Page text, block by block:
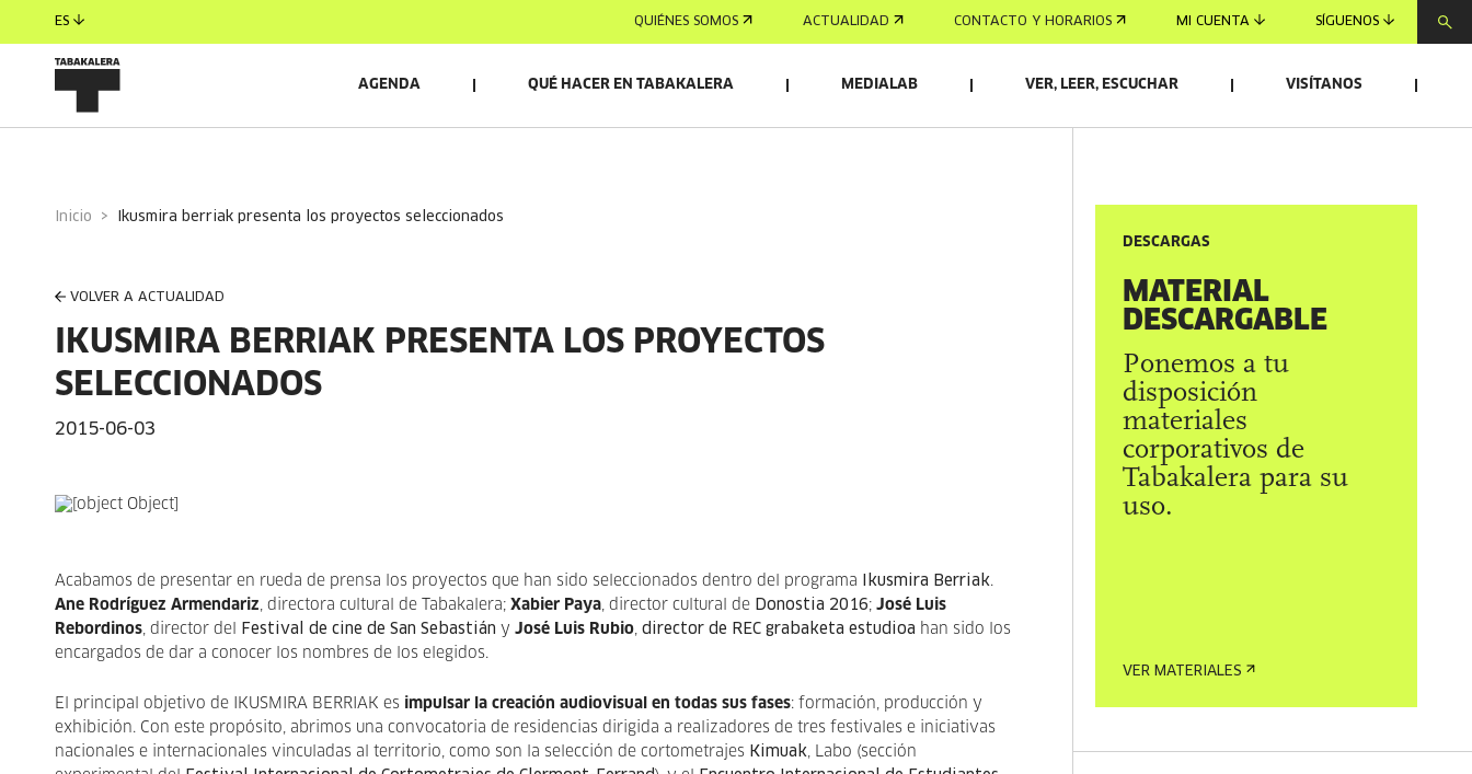
ES QUIÉNES SOMOS ACTUALIDAD CONTACTO Y HORARIOS MI CUENTA SÍGUENOS
AGENDA QUÉ HACER EN TABAKALERA MEDIALAB VER, LEER, ESCUCHAR VISÍTANOS
Inicio ikusmira berriak presenta los proyectos seleccionados
VOLVER A ACTUALIDAD
IKUSMIRA BERRIAK PRESENTA LOS PROYECTOS
SELECCIONADOS
2015-06-03
Acabamos de presentar en rueda de prensa los proyectos que han sido seleccionados dentro del programa Ikusmira Berriak.
Ane Rodríguez Armendariz, directora cultural de Tabakalera; Xabier Paya, director cultural de Donostia 2016; José Luis
Rebordinos, director del Festival de cine de San Sebastián y José Luis Rubio, director de REC grabaketa estudioa han sido los
encargados de dar a conocer los nombres de los elegidos.
El principal objetivo de IKUSMIRA BERRIAK es impulsar la creación audiovisual en todas sus fases: formación, producción y
exhibición. Con este propósito, abrimos una convocatoria de residencias dirigida a realizadores de tres festivales e iniciativas
nacionales e internacionales vinculadas al territorio, como son la selección de cortometrajes Kimuak, Labo (sección
DESCARGAS
MATERIAL
DESCARGABLE
Ponemos a tu
disposición
materiales
corporativos de
Tabakalera para su
uso.
VER MATERIALES